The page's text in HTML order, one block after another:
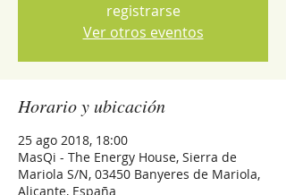
registrarse
Ver otros eventos
Horario y ubicación
25 ago 2018, 18:00
MasQi - The Energy House, Sierra de
Mariola S/N, 03450 Banyeres de Mariola,
Alicante, España